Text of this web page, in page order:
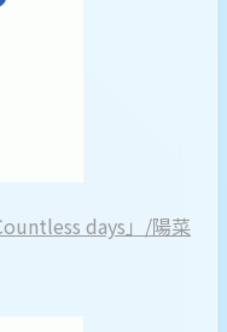
days」/陽菜